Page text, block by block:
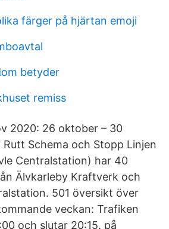
färger på hjärtan emoji
betyder
remiss
2020: 26 oktober – 30
Schema och Stopp Linjen
Centralstation) har 40
Älvkarleby Kraftverk och
501 översikt över
veckan: Trafiken
och slutar 20:15. på